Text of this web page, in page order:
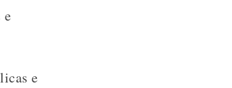
e
e